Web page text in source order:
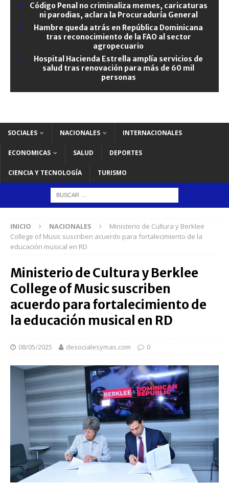
Código Penal no criminaliza memes, caricaturas
ni parodias, aclara la Procuraduría General
Hambre queda atrás en República Dominicana
tras reconocimiento de la FAO al sector
agropecuario
Hospital Hacienda Estrella amplía servicios de
salud tras renovación para más de 60 mil
personas
SOCIALES NACIONALES INTERNACIONALES
ECONOMICAS SALUD DEPORTES
CIENCIA Y TECNOLOGÍA TURISMO
INICIO NACIONALES
Ministerio de Cultura y Berklee
College of Music suscriben acuerdo para fortalecimiento de la
educación musical en RD
Ministerio de Cultura y Berklee
College of Music suscriben
acuerdo para fortalecimiento de
la educación musical en RD
08/05/2025 desocialesymas.com 0